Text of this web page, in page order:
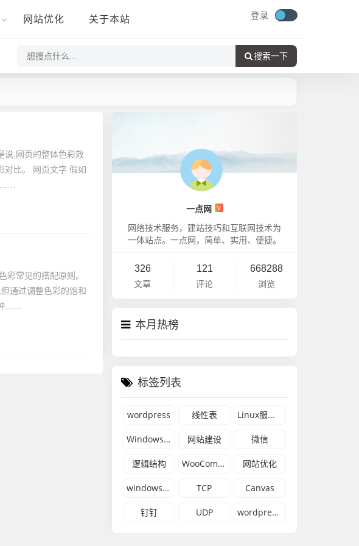
网站优化 关于本站 登录
搜索一下
说,网页的整体色彩效
字 假如
彩常见的搭配原则。
通过调整色彩的饱和
种……
一点网 V
网络技术服务，建站技巧和互联网技术为
一体站点。一点网，简单、实用、便捷。
326
文章
121
评论
668288
浏览
本月热榜
标签列表
wordpress 线性表 Linux服务器
Windows 11 网站建设 微信
逻辑结构 WooCommerce 网站优化
windows 10 TCP Canvas
钉钉 UDP wordpress网站